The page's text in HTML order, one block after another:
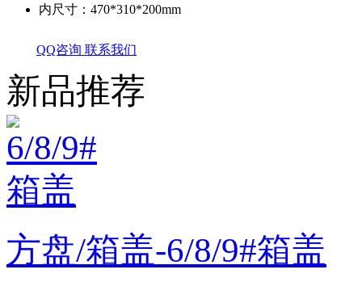
内尺寸：470*310*200mm
QQ咨询 联系我们
新品推荐
方盘/箱盖-6/8/9#箱盖